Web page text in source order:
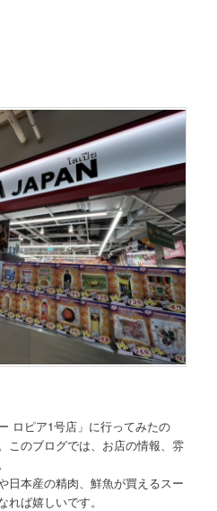
ロピア1号店」 に行ってみたの
このブログでは、お店の情報、雰
日本産の精肉、鮮魚が買えるスー
ば嬉しいです。